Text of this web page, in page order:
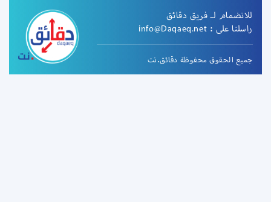
للانضمام لـ فريق دقائق
راسلنا على : info@Daqaeq.net
جميع الحقوق محفوظة دقائق.نت